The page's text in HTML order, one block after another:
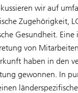
wir auf
Zugehörigkeit,
Gesundheit.
von
haben in den
gewonnen. In